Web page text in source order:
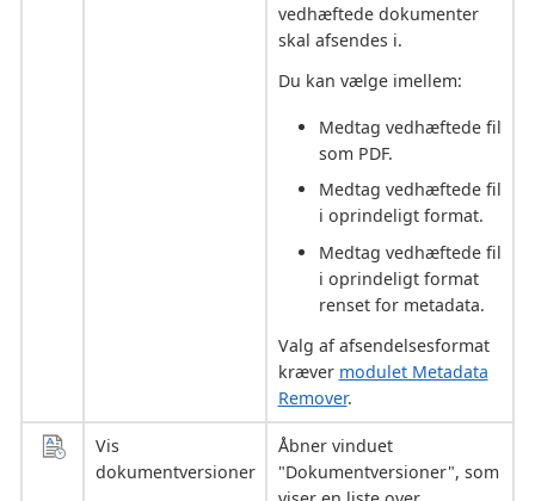
vedhæftede dokumenter
skal afsendes i.
Du kan vælge imellem:
Medtag vedhæftede fil
som PDF.
Medtag vedhæftede fil
i oprindeligt format.
Medtag vedhæftede fil
i oprindeligt format
renset for metadata.
Valg af afsendelsesformat
kræver modulet Metadata
Remover.
Vis
dokumentversioner
Åbner vinduet
"Dokumentversioner", som